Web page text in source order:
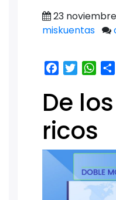
23
miskuentas
Facebook
Twitter
De
ricos